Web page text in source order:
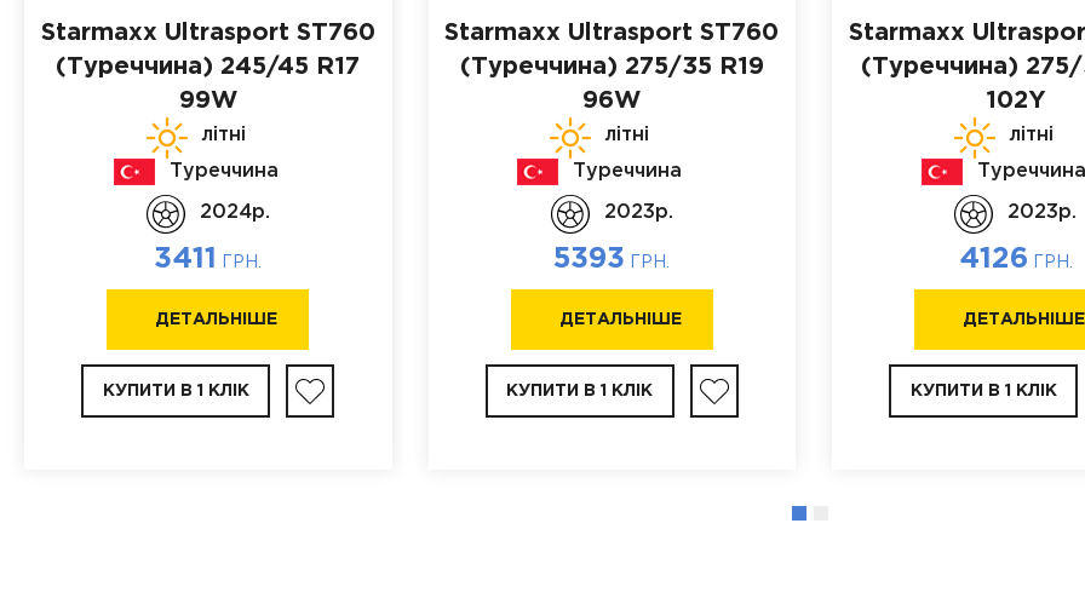
Starmaxx Ultrasport ST760
(Туреччина) 245/45 R17
99W
літні
Туреччина
2024p.
3411 ГРН.
ДЕТАЛЬНІШЕ
КУПИТИ В 1 КЛІК
Starmaxx Ultrasport ST760
(Туреччина) 275/35 R19
96W
літні
Туреччина
2023p.
5393 ГРН.
ДЕТАЛЬНІШЕ
КУПИТИ В 1 КЛІК
Starmaxx
(Туреччина)
102Y
літні
Туреччина
2023p.
4126 ГРН.
ДЕТАЛЬНІШЕ
КУПИТИ В 1 КЛІК